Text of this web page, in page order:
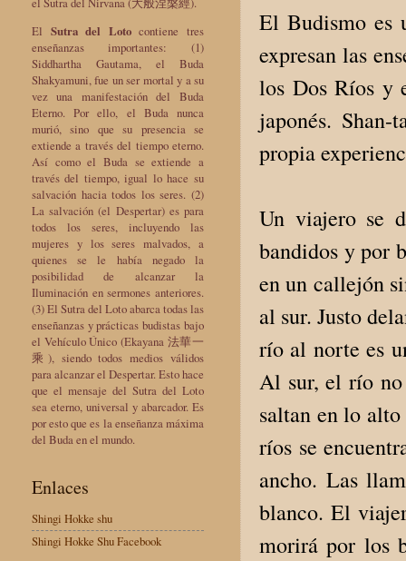
El Budismo es
expresan las
los Dos Ríos y
japonés.
propia
Un viajero se
bandidos y por
en un callejón
al sur. Justo
río al norte es
Al sur, el río no
saltan en lo
ríos se
ancho. Las
blanco. El
morirá por los
El Sutra del Lotocontiene tres
enseñanzas importantes: (1)
Siddhartha Gautama, el Buda
Shakyamuni, fue un ser mortal y a su
vez una manifestación del Buda
Eterno. Por ello, el Buda nunca
murió, sino que su presencia se
extiende a través del tiempo eterno.
Así como el Buda se extiende a
través del tiempo, igual lo hace su
salvación hacia todos los seres. (2)
La salvación (el Despertar) es para
todos los seres, incluyendo las
mujeres y los seres malvados, a
quienes se le había negado la
posibilidad de alcanzar la
Iluminación en sermones anteriores.
(3) El Sutra del Loto abarca todas las
enseñanzas y prácticas budistas bajo
el Vehículo Único (Ekayana 法華一
乘), siendo todos medios válidos
para alcanzar el Despertar. Esto hace
que el mensaje del Sutra del Loto
sea eterno, universal y abarcador. Es
por esto que es la enseñanza máxima
del Buda en el mundo.
Enlaces
Shingi Hokke shu
Shingi Hokke Shu Facebook